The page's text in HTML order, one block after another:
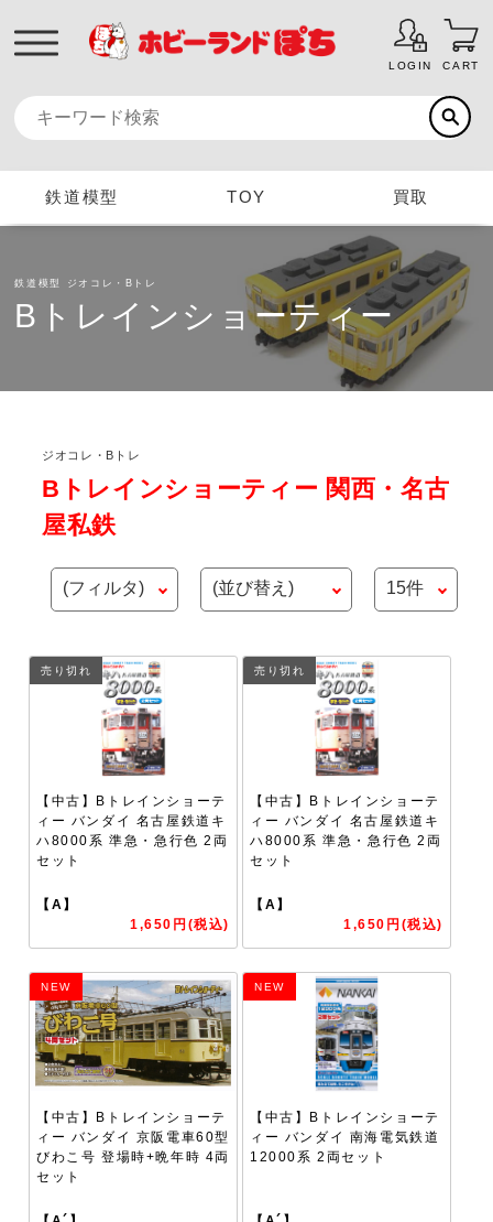
LOGIN CART
鉄道模型 TOY 買取
鉄道模型 ジオコレ・Bトレ
Bトレインショーティー
ジオコレ・Bトレ
Bトレインショーティー 関西・名古
屋私鉄
売り切れ
【中古】Bトレインショーテ
ィー バンダイ 名古屋鉄道キ
ハ8000系 準急・急行色 2両
セット
【A】
1,650円(税込)
売り切れ
【中古】Bトレインショーテ
ィー バンダイ 名古屋鉄道キ
ハ8000系 準急・急行色 2両
セット
【A】
1,650円(税込)
NEW
【中古】Bトレインショーテ
ィー バンダイ 京阪電車60型
びわこ号 登場時+晩年時 4両
セット
NEW
【中古】Bトレインショーテ
ィー バンダイ 南海電気鉄道
12000系 2両セット